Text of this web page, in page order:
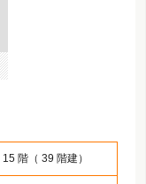
15 階（ 39 階建）